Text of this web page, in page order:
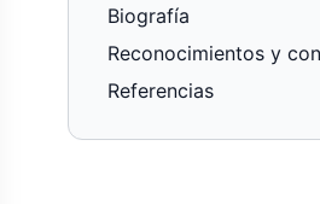
Biografía
Reconocimientos y
Referencias